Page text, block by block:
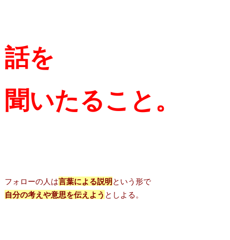
話を
聞いたること。
フォローの人は言葉による説明という形で
自分の考えや意思を伝えよう としよる。